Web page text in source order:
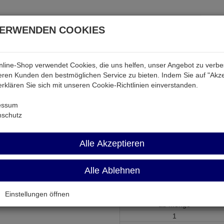
& Akkus Audio & Video Strom Tab &
KESFTP-030GN
Patchkabel 100MHz Cat.5e SF/
1
COOKIES
Shop verwendet Cookies, die uns helfen, unser Angebot zu
Kunden den bestmöglichen Service zu bieten. Indem Sie auf
Sie sich mit unseren Cookie-Richtlinien einverstanden.
Alle Akzeptieren
Alle Ablehnen
Einstellungen öffnen